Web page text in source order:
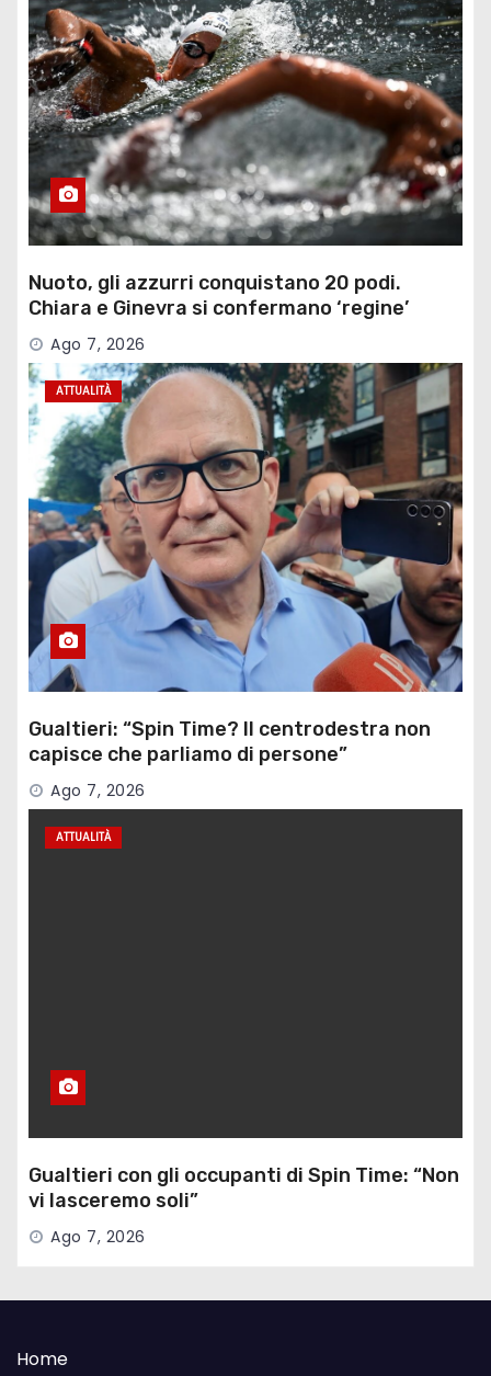
Nuoto, gli azzurri conquistano 20 podi.
Chiara e Ginevra si confermano ‘regine’
Ago 7, 2026
ATTUALITÀ
Gualtieri: “Spin Time? Il centrodestra non
capisce che parliamo di persone”
Ago 7, 2026
ATTUALITÀ
Gualtieri con gli occupanti di Spin Time: “Non
vi lasceremo soli”
Ago 7, 2026
Home